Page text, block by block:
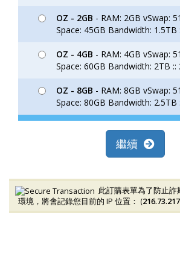
OZ - 2GB - RAM: 2GB vSwap:
Space: 45GB Bandwidth: 1.5TB
OZ - 4GB - RAM: 4GB vSwap:
Space: 60GB Bandwidth: 2TB ::
OZ - 8GB - RAM: 8GB vSwap:
Space: 80GB Bandwidth: 2.5TB
繼續
此訂購表單為了防止
環境，將會記錄您目前的 IP 位置： (